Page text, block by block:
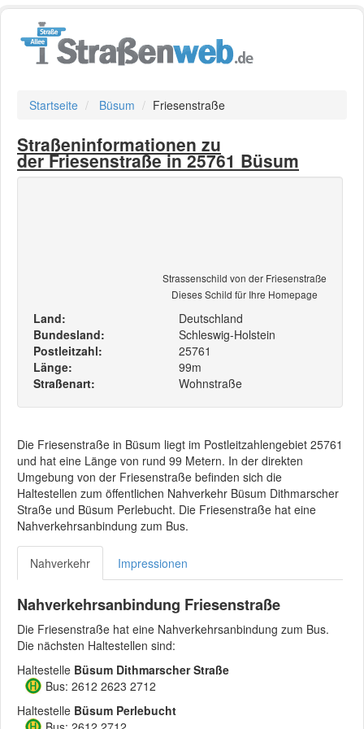
Startseite Büsum Friesenstraße
Straßeninformationen zu
der Friesenstraße in 25761 Büsum
Strassenschild von der Friesenstraße
Dieses Schild für Ihre Homepage
Land:
Deutschland
Bundesland:
Schleswig-Holstein
Postleitzahl:
25761
Länge:
99m
Straßenart:
Wohnstraße
Die Friesenstraße in Büsum liegt im Postleitzahlengebiet 25761
und hat eine Länge von rund 99 Metern. In der direkten
Umgebung von der Friesenstraße befinden sich die
Haltestellen zum öffentlichen Nahverkehr Büsum Dithmarscher
Straße und Büsum Perlebucht. Die Friesenstraße hat eine
Nahverkehrsanbindung zum Bus.
Nahverkehr Impressionen
Nahverkehrsanbindung Friesenstraße
Die Friesenstraße hat eine Nahverkehrsanbindung zum Bus.
Die nächsten Haltestellen sind:
Haltestelle Büsum Dithmarscher Straße
Bus: 2612 2623 2712
Haltestelle Büsum Perlebucht